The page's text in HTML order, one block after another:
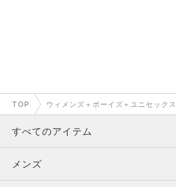
TOP ウィメンズ＋ボーイズ＋ユニセックス
すべてのアイテム
メンズ
メンズ